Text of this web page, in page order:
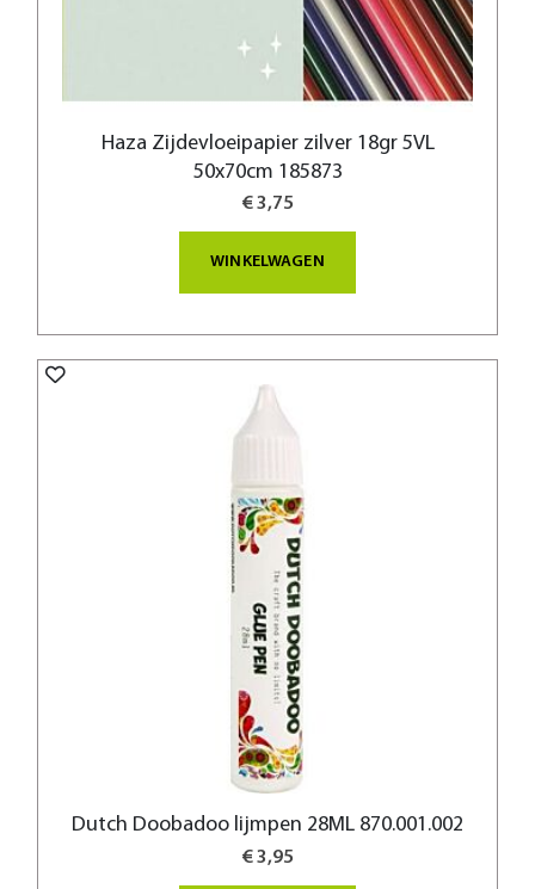
Haza Zijdevloeipapier zilver 18gr 5VL
50x70cm 185873
€ 3,75
WINKELWAGEN
Dutch Doobadoo lijmpen 28ML 870.001.002
€ 3,95